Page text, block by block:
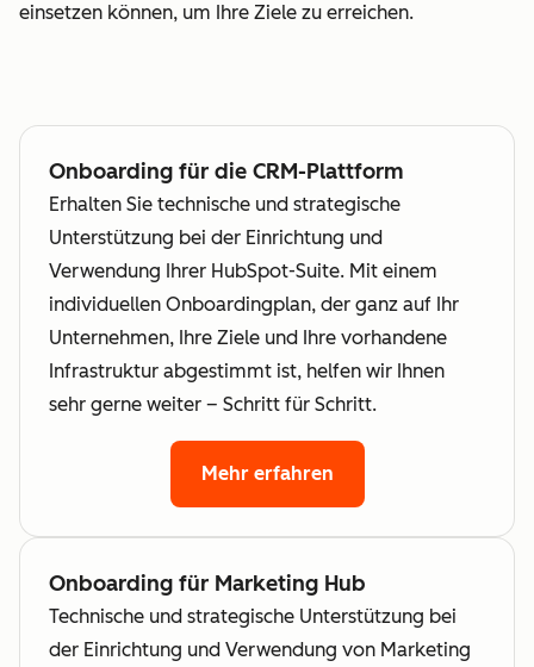
einsetzen können, um Ihre Ziele zu erreichen.
Onboarding für die CRM-Plattform
Erhalten Sie technische und strategische
Unterstützung bei der Einrichtung und
Verwendung Ihrer HubSpot-Suite. Mit einem
individuellen Onboardingplan, der ganz auf Ihr
Unternehmen, Ihre Ziele und Ihre vorhandene
Infrastruktur abgestimmt ist, helfen wir Ihnen
sehr gerne weiter – Schritt für Schritt.
Mehr erfahren
Onboarding für Marketing Hub
Technische und strategische Unterstützung bei
der Einrichtung und Verwendung von Marketing